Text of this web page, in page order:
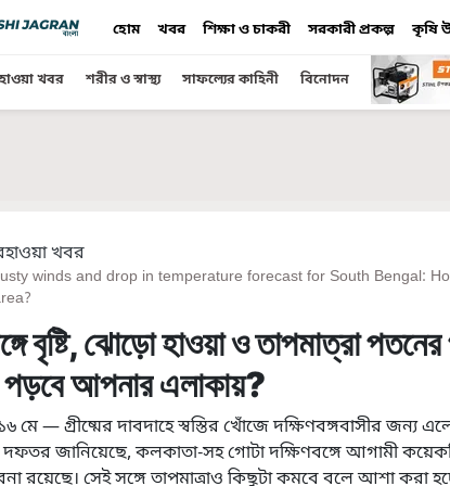
হোম খবর শিক্ষা ও চাকরী সরকারী প্রকল্প কৃষি
খবর শরীর ও স্বাস্থ্য সাফল্যের কাহিনী বিনোদন
খবর
winds and drop in temperature forecast for South Bengal:
বৃষ্টি, ঝোড়ো হাওয়া ও তাপমাত্রা
আপনার এলাকায়?
মে — গ্রীষ্মের দাবদাহে স্বস্তির খোঁজে দক্ষিণবঙ্গবাসীর জন্য
জানিয়েছে, কলকাতা-সহ গোটা দক্ষিণবঙ্গে আগামী
রয়েছে। সেই সঙ্গে তাপমাত্রাও কিছুটা কমবে বলে আশা করা